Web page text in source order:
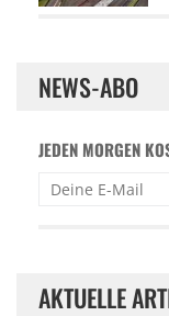
NEWS-ABO
JEDEN MORGEN
AKTUELLE